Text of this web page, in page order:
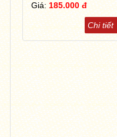
Giá: 185.000 đ
Chi tiết